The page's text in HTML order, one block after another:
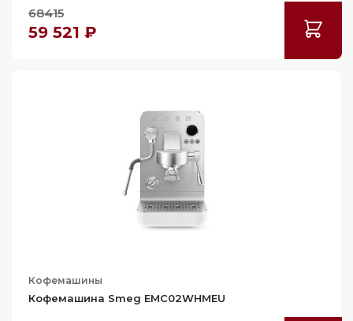
68415
59 521 ₽
Кофемашины
Кофемашина Smeg EMC02WHMEU